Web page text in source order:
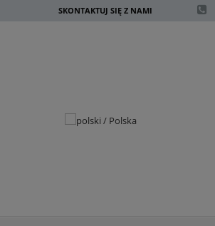
SKONTAKTUJ SIĘ Z NAMI